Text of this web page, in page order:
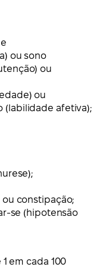
ou sono
ou
ou
(labilidade afetiva);
constipação;
se (hipotensão
em cada 100